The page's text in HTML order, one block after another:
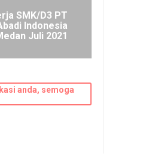
SMK/D3 PT
Indonesia
Juli 2021
anda, semoga